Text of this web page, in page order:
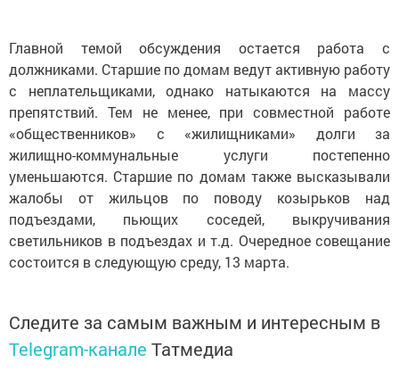
Главной темой обсуждения остается работа с
должниками. Старшие по домам ведут активную работу
с неплательщиками, однако натыкаются на массу
препятствий. Тем не менее, при совместной работе
«общественников» с «жилищниками» долги за
жилищно-коммунальные услуги постепенно
уменьшаются. Старшие по домам также высказывали
жалобы от жильцов по поводу козырьков над
подъездами, пьющих соседей, выкручивания
светильников в подъездах и т.д. Очередное совещание
состоится в следующую среду, 13 марта.
Следите за самым важным и интересным в
Telegram-канале Татмедиа